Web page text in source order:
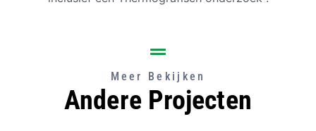
Meer Bekijken
Andere Projecten